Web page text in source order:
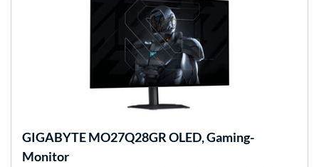
GIGABYTEMO27Q28GR OLED, Gaming-
Monitor